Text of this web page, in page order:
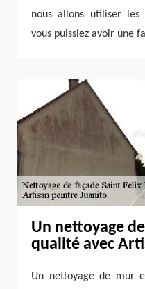
nous allons utiliser
vous puissiez avoir une
Un nettoyage
qualité avec
Un nettoyage de mur